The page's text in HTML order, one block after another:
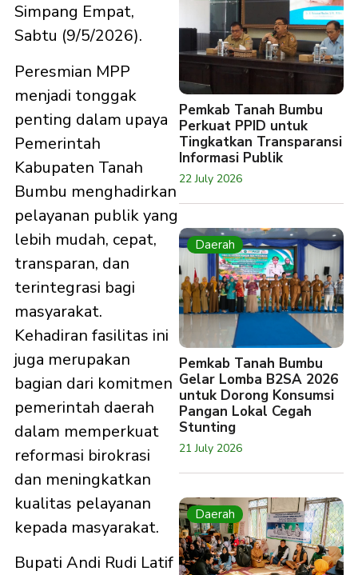
Simpang Empat,
Sabtu (9/5/2026).
Peresmian MPP
menjadi tonggak
penting dalam upaya
Pemerintah
Kabupaten Tanah
Bumbu menghadirkan
pelayanan publik yang
lebih mudah, cepat,
transparan, dan
terintegrasi bagi
masyarakat.
Kehadiran fasilitas ini
juga merupakan
bagian dari komitmen
pemerintah daerah
dalam memperkuat
reformasi birokrasi
dan meningkatkan
kualitas pelayanan
kepada masyarakat.
Bupati Andi Rudi Latif
Pemkab Tanah Bumbu
Perkuat PPID untuk
Tingkatkan Transparansi
Informasi Publik
22 July 2026
Daerah
Pemkab Tanah Bumbu
Gelar Lomba B2SA 2026
untuk Dorong Konsumsi
Pangan Lokal Cegah
Stunting
21 July 2026
Daerah